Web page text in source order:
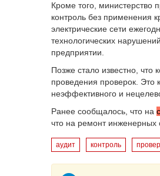
Кроме того, министерство
контроль без применения
электрические сети
технологических
предприятии.
Позже стало известно,
проведения проверок. Это
неэффективного и
Ранее сообщалось, что на
что на ремонт инженерных
аудит контроль